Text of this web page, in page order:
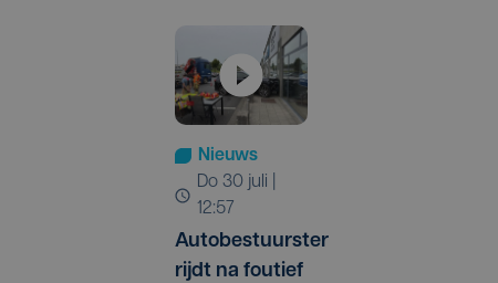
Nieuws
do 30 juli |
12:57
Autobestuurster
rijdt na foutief